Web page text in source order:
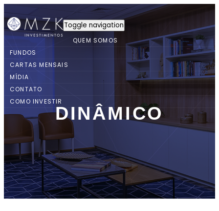
Toggle navigation
QUEM SOMOS
FUNDOS
CARTAS MENSAIS
MÍDIA
CONTATO
COMO INVESTIR
DINÂMICO